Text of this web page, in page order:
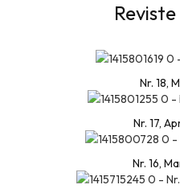
Nr. 18,
Nr. 17,
Nr. 16,